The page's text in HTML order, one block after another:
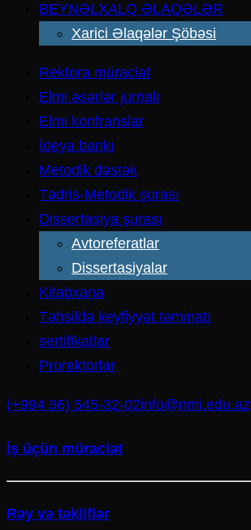
BEYNƏLXALQ ƏLAQƏLƏR
Xarici Əlaqələr Şöbəsi
Rektora müraciət
Elmi əsərlər jurnalı
Elmi konfranslar
İdeya bankı
Metodik dəstək
Tədris-Metodik şurası
Dissertasiya şurası
Avtoreferatlar
Dissertasiyalar
Kitabxana
Təhsildə keyfiyyət təminatı
sertifikatlar
Prorektorlar
(+994 36) 545-32-02info@nmi.edu.az
İş üçün müraciət
Rəy və təkliflər